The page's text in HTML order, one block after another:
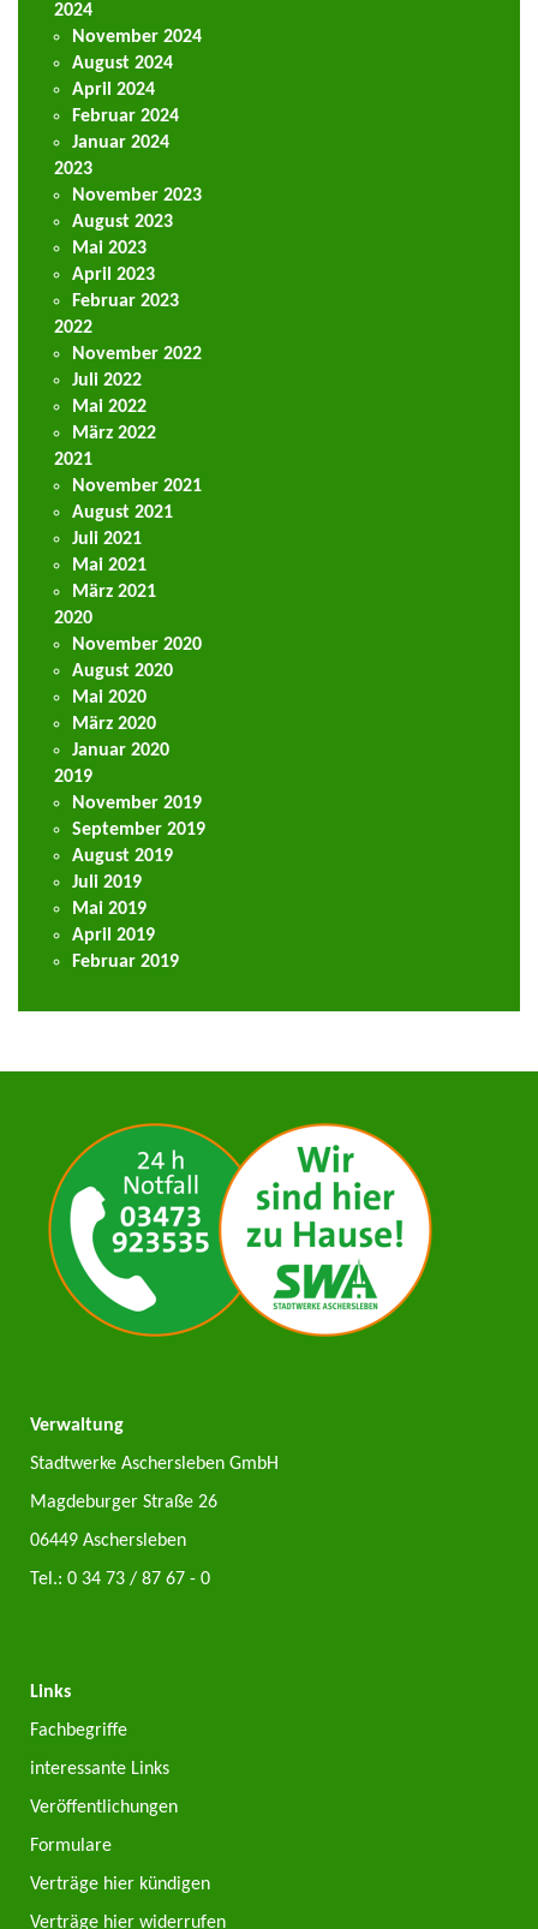
2024
November 2024
August 2024
April 2024
Februar 2024
Januar 2024
2023
November 2023
August 2023
Mai 2023
April 2023
Februar 2023
2022
November 2022
Juli 2022
Mai 2022
März 2022
2021
November 2021
August 2021
Juli 2021
Mai 2021
März 2021
2020
November 2020
August 2020
Mai 2020
März 2020
Januar 2020
2019
November 2019
September 2019
August 2019
Juli 2019
Mai 2019
April 2019
Februar 2019
Verwaltung
Stadtwerke Aschersleben GmbH
Magdeburger Straße 26
06449 Aschersleben
Tel.: 0 34 73 / 87 67 - 0
Links
Fachbegriffe
interessante Links
Veröffentlichungen
Formulare
Verträge hier kündigen
Verträge hier widerrufen